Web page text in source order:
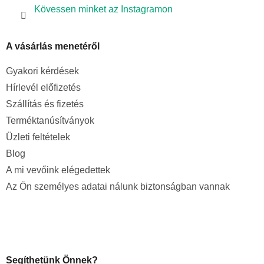
Kövessen minket az Instagramon
A vásárlás menetéről
Gyakori kérdések
Hírlevél előfizetés
Szállítás és fizetés
Terméktanúsítványok
Üzleti feltételek
Blog
A mi vevőink elégedettek
Az Ön személyes adatai nálunk biztonságban vannak
Segíthetünk Önnek?